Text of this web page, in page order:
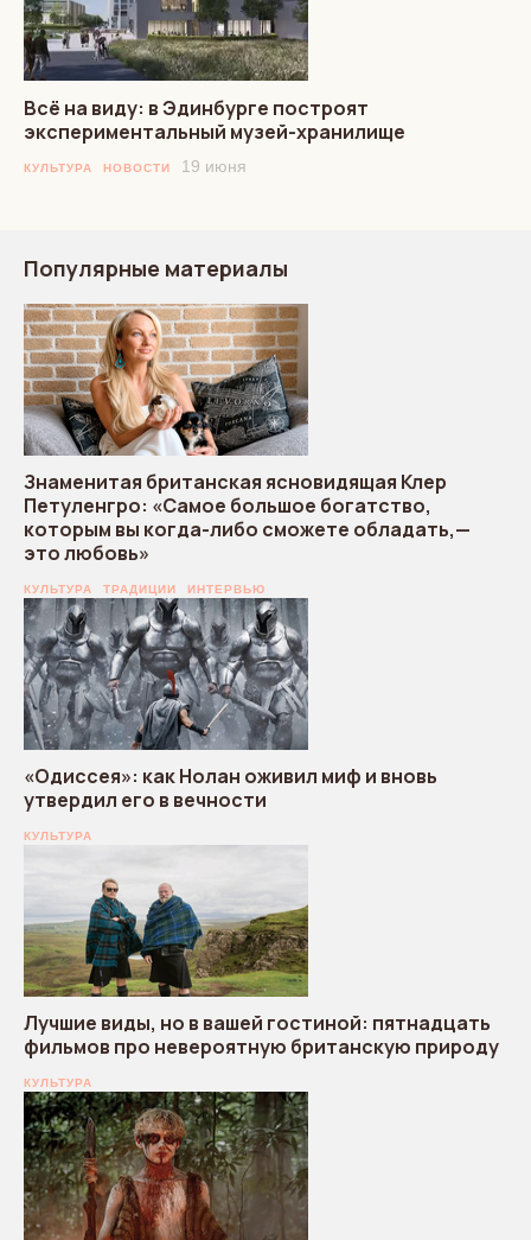
Всё на виду: в Эдинбурге построят
экспериментальный музей-хранилище
КУЛЬТУРА НОВОСТИ 19 июня
Популярные материалы
Знаменитая британская ясновидящая Клер
Петуленгро: «Самое большое богатство,
которым вы когда-либо сможете обладать,—
это любовь»
КУЛЬТУРА ТРАДИЦИИ ИНТЕРВЬЮ
«Одиссея»: как Нолан оживил миф и вновь
утвердил его в вечности
КУЛЬТУРА
Лучшие виды, но в вашей гостиной: пятнадцать
фильмов про невероятную британскую природу
КУЛЬТУРА